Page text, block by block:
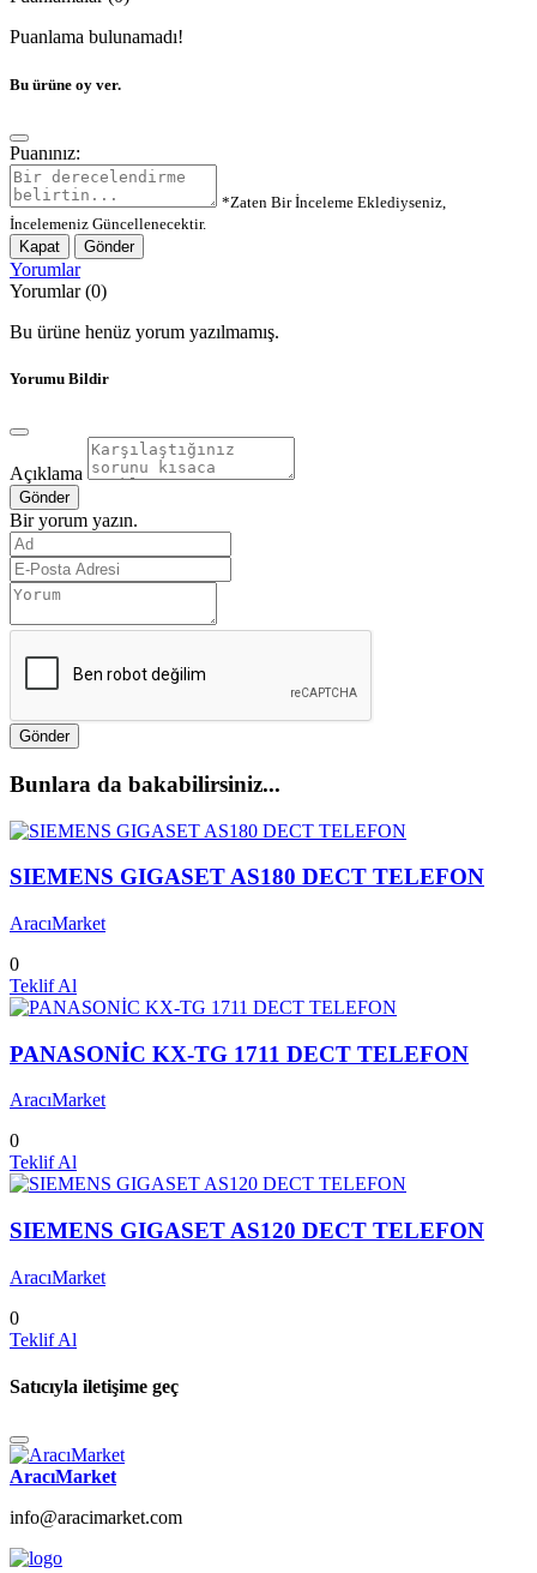
Puanlama bulunamadı!
Bu ürüne oy ver.
Puanınız:
*Zaten Bir İnceleme Eklediyseniz,
İncelemeniz Güncellenecektir.
Kapat
Gönder
Yorumlar
Yorumlar (0)
Bu ürüne henüz yorum yazılmamış.
Yorumu Bildir
Açıklama
Gönder
Bir yorum yazın.
Gönder
Bunlara da bakabilirsiniz...
SIEMENS GIGASET AS180 DECT TELEFON
AracıMarket
0
Teklif Al
PANASONİC KX-TG 1711 DECT TELEFON
AracıMarket
0
Teklif Al
SIEMENS GIGASET AS120 DECT TELEFON
AracıMarket
0
Teklif Al
Satıcıyla iletişime geç
AracıMarket
info@aracimarket.com